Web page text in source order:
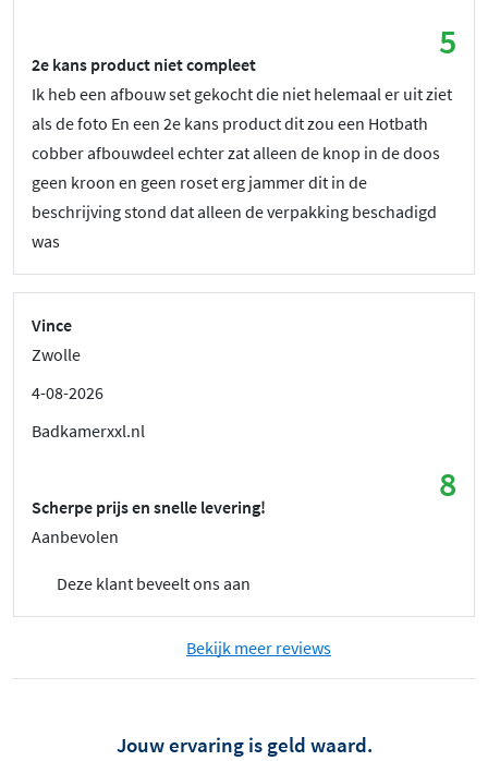
5
2e kans product niet compleet
Ik heb een afbouw set gekocht die niet helemaal er uit ziet
als de foto En een 2e kans product dit zou een Hotbath
cobber afbouwdeel echter zat alleen de knop in de doos
geen kroon en geen roset erg jammer dit in de
beschrijving stond dat alleen de verpakking beschadigd
was
Vince
Zwolle
4-08-2026
Badkamerxxl.nl
8
Scherpe prijs en snelle levering!
Aanbevolen
Deze klant beveelt ons aan
Bekijk meer reviews
Jouw ervaring is geld waard.